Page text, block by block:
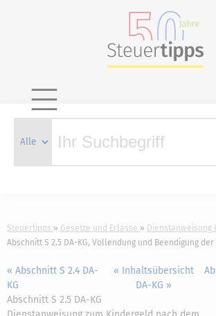
Steuertipps Gesetze und Erlasse
Dienstanweisung
Abschnitt S 2.5 DA-KG, Vollendung und Beendigung der
« Abschnitt S 2.4 DA-
KG
« Inhaltsübersicht
DA-KG »
Abschnitt S 2.5 DA-KG